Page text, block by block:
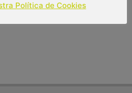
Política de Cookies